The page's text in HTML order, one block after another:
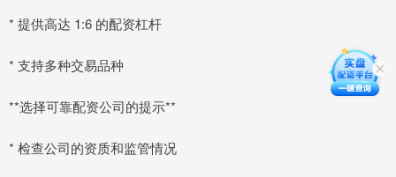
* 提供高达 1:6 的配资杠杆
* 支持多种交易品种
**选择可靠配资公司的提示**
* 检查公司的资质和监管情况